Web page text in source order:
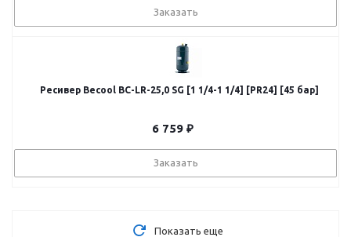
Заказать
Ресивер Becool BC-LR-25,0 SG [1 1/4-1 1/4] [PR24] [45 бар]
6 759 ₽
Заказать
Показать еще